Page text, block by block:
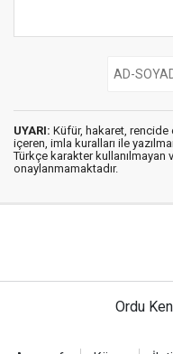
UYARI: Küfür, hakaret, rencide
içeren, imla kuralları ile
Türkçe karakter kullanılmayan
onaylanmamaktadır.
Ordu